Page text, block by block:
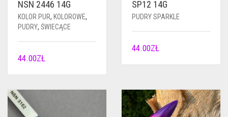
NSN 2446 14G
KOLOR PUR, KOLOROWE,
PUDRY, ŚWIECĄCE
44.00ZŁ
SP12 14G
PUDRY SPARKLE
44.00ZŁ